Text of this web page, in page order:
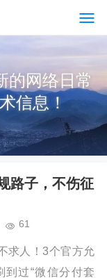
的网络日常
信息！
路子，不伤征
61
求人！3个官方允
到过“微信分付套